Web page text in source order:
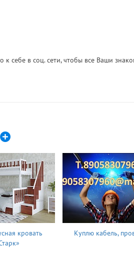
к себе в соц. сети, чтобы все Ваши
кровать
Куплю кабель,